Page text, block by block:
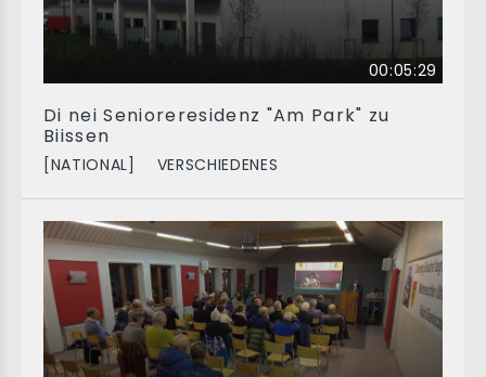
00:05:29
Di nei Senioreresidenz "Am Park" zu
Biissen
[NATIONAL] VERSCHIEDENES